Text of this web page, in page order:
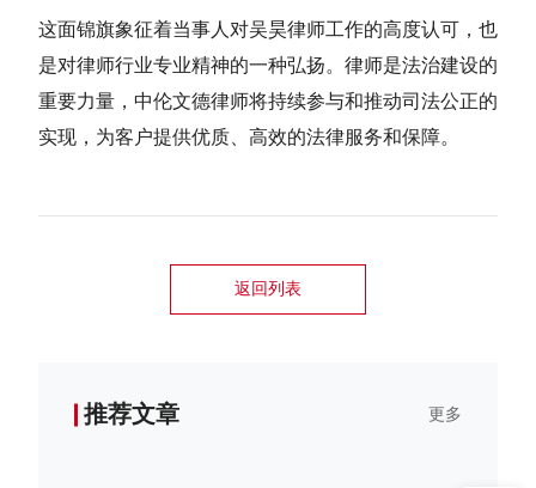
这面锦旗象征着当事人对吴昊律师工作的高度认可，也
是对律师行业专业精神的一种弘扬。律师是法治建设的
重要力量，中伦文德律师将持续参与和推动司法公正的
实现，为客户提供优质、高效的法律服务和保障。
返回列表
推荐文章 更多